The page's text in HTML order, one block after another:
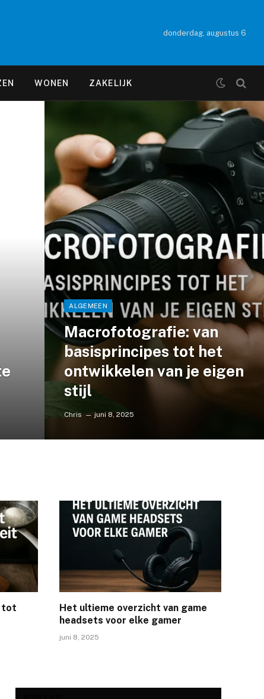
donderdag, augustus 6
WONEN ZAKELIJK
ALGEMEEN
Macrofotografie: van
basisprincipes tot het
ontwikkelen van je eigen
stijl
Chris juni 8, 2025
tot
Het ultieme overzicht van game
headsets voor elke gamer
juni 8, 2025